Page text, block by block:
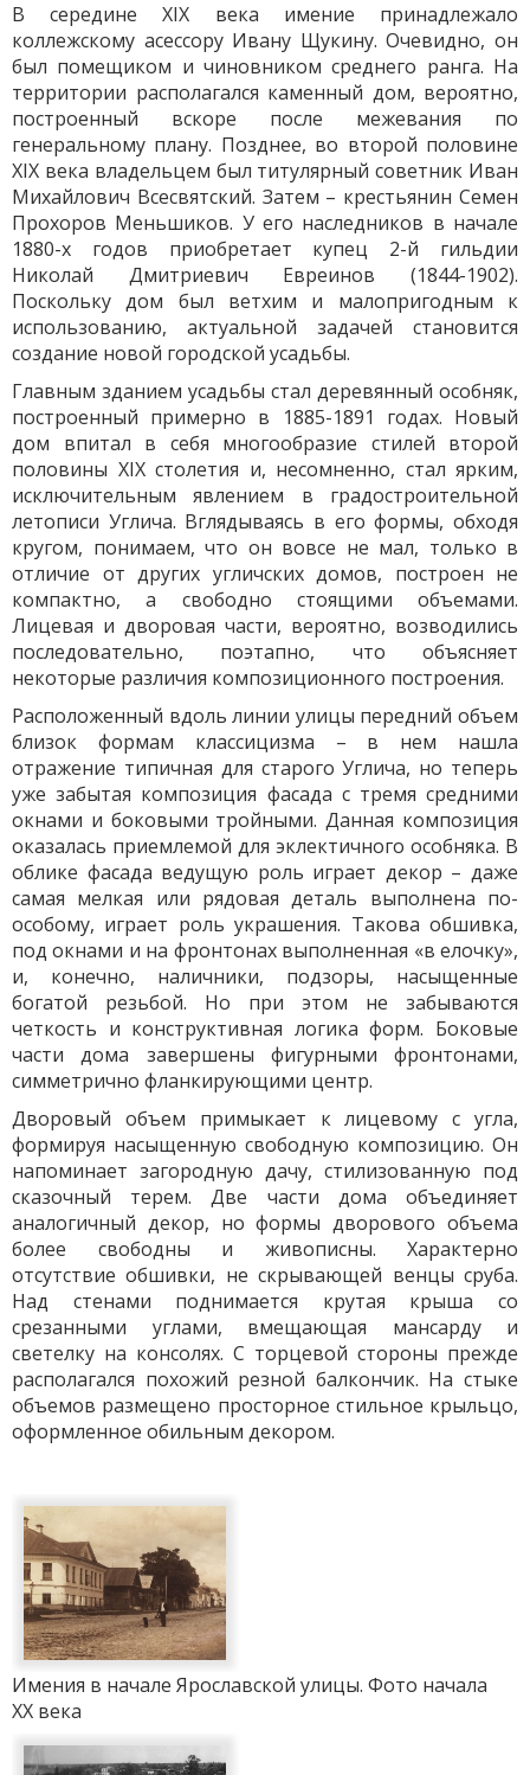
В середине XIX века имение принадлежало
коллежскому асессору Ивану Щукину. Очевидно, он
был помещиком и чиновником среднего ранга. На
территории располагался каменный дом, вероятно,
построенный вскоре после межевания по
генеральному плану. Позднее, во второй половине
XIX века владельцем был титулярный советник Иван
Михайлович Всесвятский. Затем – крестьянин Семен
Прохоров Меньшиков. У его наследников в начале
1880-х годов приобретает купец 2-й гильдии
Николай Дмитриевич Евреинов (1844-1902).
Поскольку дом был ветхим и малопригодным к
использованию, актуальной задачей становится
создание новой городской усадьбы.
Главным зданием усадьбы стал деревянный особняк,
построенный примерно в 1885-1891 годах. Новый
дом впитал в себя многообразие стилей второй
половины XIX столетия и, несомненно, стал ярким,
исключительным явлением в градостроительной
летописи Углича. Вглядываясь в его формы, обходя
кругом, понимаем, что он вовсе не мал, только в
отличие от других угличских домов, построен не
компактно, а свободно стоящими объемами.
Лицевая и дворовая части, вероятно, возводились
последовательно, поэтапно, что объясняет
некоторые различия композиционного построения.
Расположенный вдоль линии улицы передний объем
близок формам классицизма – в нем нашла
отражение типичная для старого Углича, но теперь
уже забытая композиция фасада с тремя средними
окнами и боковыми тройными. Данная композиция
оказалась приемлемой для эклектичного особняка. В
облике фасада ведущую роль играет декор – даже
самая мелкая или рядовая деталь выполнена по-
особому, играет роль украшения. Такова обшивка,
под окнами и на фронтонах выполненная «в елочку»,
и, конечно, наличники, подзоры, насыщенные
богатой резьбой. Но при этом не забываются
четкость и конструктивная логика форм. Боковые
части дома завершены фигурными фронтонами,
симметрично фланкирующими центр.
Дворовый объем примыкает к лицевому с угла,
формируя насыщенную свободную композицию. Он
напоминает загородную дачу, стилизованную под
сказочный терем. Две части дома объединяет
аналогичный декор, но формы дворового объема
более свободны и живописны. Характерно
отсутствие обшивки, не скрывающей венцы сруба.
Над стенами поднимается крутая крыша со
срезанными углами, вмещающая мансарду и
светелку на консолях. С торцевой стороны прежде
располагался похожий резной балкончик. На стыке
объемов размещено просторное стильное крыльцо,
оформленное обильным декором.
Имения в начале Ярославской улицы. Фото начала
ХХ века